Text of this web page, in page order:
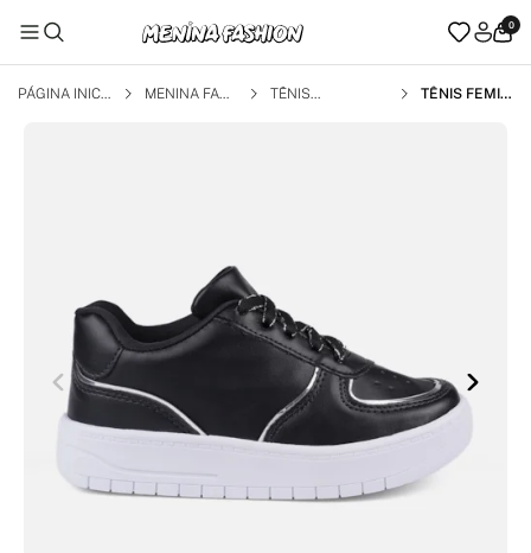
0
PÁGINA INICI
MENINA FAS
TÊNIS
TÊNIS FEMIN